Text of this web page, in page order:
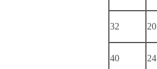
32 20
40 24